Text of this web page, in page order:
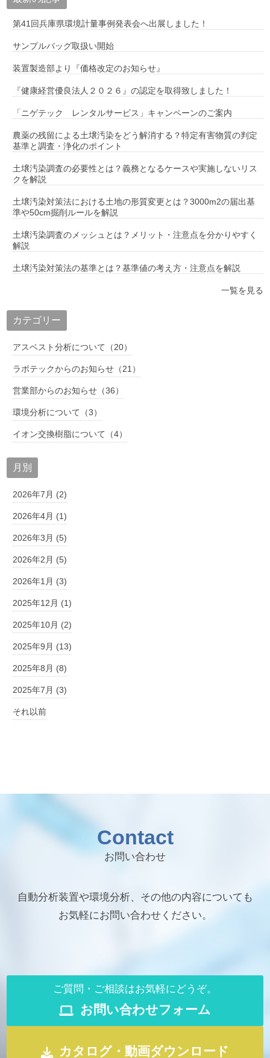
第41回兵庫県環境計量事例発表会へ出展しました！
サンプルバッグ取扱い開始
装置製造部より『価格改定のお知らせ』
『健康経営優良法人２０２６』の認定を取得致しました！
「ニゲテック レンタルサービス」キャンペーンのご案内
農薬の残留による土壌汚染をどう解消する？特定有害物質の判定
基準と調査・浄化のポイント
土壌汚染調査の必要性とは？義務となるケースや実施しないリス
クを解説
土壌汚染対策法における土地の形質変更とは？3000m2の届出基
準や50cm掘削ルールを解説
土壌汚染調査のメッシュとは？メリット・注意点を分かりやすく
解説
土壌汚染対策法の基準とは？基準値の考え方・注意点を解説
一覧を見る
カテゴリー
アスベスト分析について（20）
ラボテックからのお知らせ（21）
営業部からのお知らせ（36）
環境分析について（3）
イオン交換樹脂について（4）
月別
2026年7月 (2)
2026年4月 (1)
2026年3月 (5)
2026年2月 (5)
2026年1月 (3)
2025年12月 (1)
2025年10月 (2)
2025年9月 (13)
2025年8月 (8)
2025年7月 (3)
それ以前
Contact
お問い合わせ
自動分析装置や環境分析、その他の内容についても
お気軽にお問い合わせください。
ご質問・ご相談はお気軽にどうぞ。
お問い合わせフォーム
カタログ・動画ダウンロード